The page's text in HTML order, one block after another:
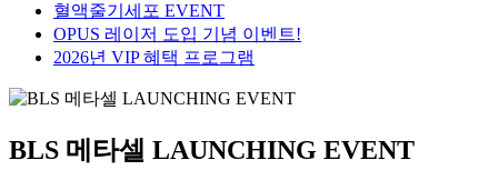
혈액줄기세포 EVENT
OPUS 레이저 도입 기념 이벤트!
2026년 VIP 혜택 프로그램
BLS 메타셀 LAUNCHING EVENT